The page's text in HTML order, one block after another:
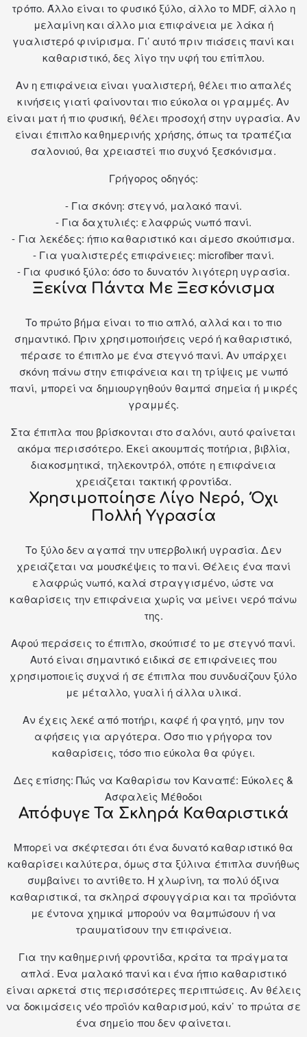
τρόπο. Άλλο είναι το φυσικό ξύλο, άλλο το MDF, άλλο η
μελαμίνη και άλλο μια επιφάνεια με λάκα ή
γυαλιστερό φινίρισμα. Γι’ αυτό πριν πιάσεις πανί και
καθαριστικό, δες λίγο την υφή του επίπλου.
Αν η επιφάνεια είναι γυαλιστερή, θέλει πιο απαλές
κινήσεις γιατί φαίνονται πιο εύκολα οι γραμμές. Αν
είναι ματ ή πιο φυσική, θέλει προσοχή στην υγρασία. Αν
είναι έπιπλο καθημερινής χρήσης, όπως τα τραπέζια
σαλονιού, θα χρειαστεί πιο συχνό ξεσκόνισμα.
Γρήγορος οδηγός:
- Για σκόνη: στεγνό, μαλακό πανί.
- Για δαχτυλιές: ελαφρώς νωπό πανί.
- Για λεκέδες: ήπιο καθαριστικό και άμεσο σκούπισμα.
- Για γυαλιστερές επιφάνειες: microfiber πανί.
- Για φυσικό ξύλο: όσο το δυνατόν λιγότερη υγρασία.
Ξεκίνα Πάντα Με Ξεσκόνισμα
Το πρώτο βήμα είναι το πιο απλό, αλλά και το πιο
σημαντικό. Πριν χρησιμοποιήσεις νερό ή καθαριστικό,
πέρασε το έπιπλο με ένα στεγνό πανί. Αν υπάρχει
σκόνη πάνω στην επιφάνεια και τη τρίψεις με νωπό
πανί, μπορεί να δημιουργηθούν θαμπά σημεία ή μικρές
γραμμές.
Στα έπιπλα που βρίσκονται στο σαλόνι, αυτό φαίνεται
ακόμα περισσότερο. Εκεί ακουμπάς ποτήρια, βιβλία,
διακοσμητικά, τηλεκοντρόλ, οπότε η επιφάνεια
χρειάζεται τακτική φροντίδα.
Χρησιμοποίησε Λίγο Νερό, Όχι
Πολλή Υγρασία
Το ξύλο δεν αγαπά την υπερβολική υγρασία. Δεν
χρειάζεται να μουσκέψεις το πανί. Θέλεις ένα πανί
ελαφρώς νωπό, καλά στραγγισμένο, ώστε να
καθαρίσεις την επιφάνεια χωρίς να μείνει νερό πάνω
της.
Αφού περάσεις το έπιπλο, σκούπισέ το με στεγνό πανί.
Αυτό είναι σημαντικό ειδικά σε επιφάνειες που
χρησιμοποιείς συχνά ή σε έπιπλα που συνδυάζουν ξύλο
με μέταλλο, γυαλί ή άλλα υλικά.
Αν έχεις λεκέ από ποτήρι, καφέ ή φαγητό, μην τον
αφήσεις για αργότερα. Όσο πιο γρήγορα τον
καθαρίσεις, τόσο πιο εύκολα θα φύγει.
Δες επίσης:Πώς να Καθαρίσω τον Καναπέ: Εύκολες &
Ασφαλείς Μέθοδοι
Απόφυγε Τα Σκληρά Καθαριστικά
Μπορεί να σκέφτεσαι ότι ένα δυνατό καθαριστικό θα
καθαρίσει καλύτερα, όμως στα ξύλινα έπιπλα συνήθως
συμβαίνει το αντίθετο. Η χλωρίνη, τα πολύ όξινα
καθαριστικά, τα σκληρά σφουγγάρια και τα προϊόντα
με έντονα χημικά μπορούν να θαμπώσουν ή να
τραυματίσουν την επιφάνεια.
Για την καθημερινή φροντίδα, κράτα τα πράγματα
απλά. Ένα μαλακό πανί και ένα ήπιο καθαριστικό
είναι αρκετά στις περισσότερες περιπτώσεις. Αν θέλεις
να δοκιμάσεις νέο προϊόν καθαρισμού, κάν’ το πρώτα σε
ένα σημείο που δεν φαίνεται.